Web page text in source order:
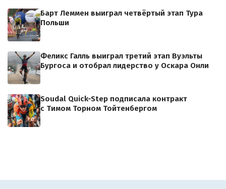
Барт Леммен выиграл четвёртый этап Тура
Польши
Феликс Галль выиграл третий этап Вуэльты
Бургоса и отобрал лидерство у Оскара Онли
Soudal Quick-Step подписала контракт
с Тимом Торном Тойтенбергом